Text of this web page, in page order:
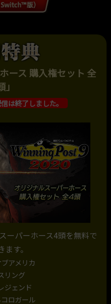
ース 購入権セット 全
」
は終了しました。
ーパーホース4頭を無料で
す。
アメリカ
リング
ジェンド
コロガール